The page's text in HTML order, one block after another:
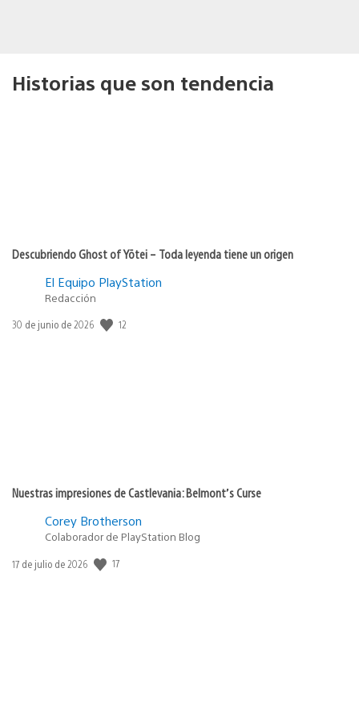
Historias que son tendencia
Descubriendo Ghost of Yōtei – Toda leyenda tiene un origen
El Equipo PlayStation
Redacción
Fecha
30 de junio de 2026 12
Nuestras impresiones de Castlevania: Belmont’s Curse
Corey Brotherson
Colaborador de PlayStation Blog
Fecha
17 de julio de 2026 17